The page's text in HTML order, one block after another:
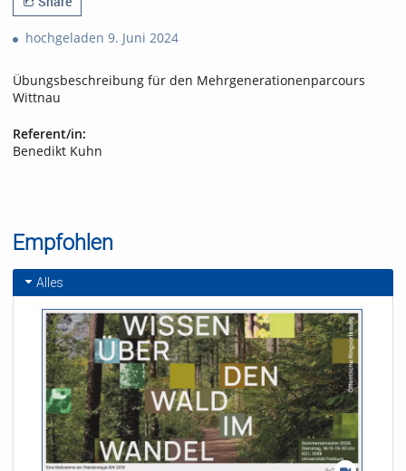
hochgeladen 9. Juni 2024
Übungsbeschreibung für den Mehrgenerationenparcours
Wittnau
Referent/in:
Benedikt Kuhn
Empfohlen
Alles